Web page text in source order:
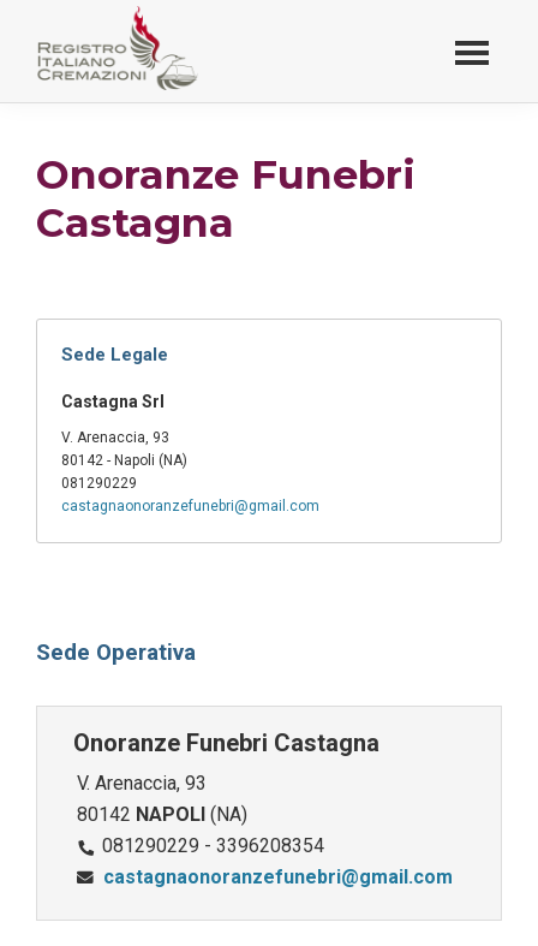
contenuto
principaleRegistro Italiano
Onoranze Funebri
Castagna
Sede Legale
Castagna Srl
V. Arenaccia, 93
80142 - Napoli (NA)
081290229
castagnaonoranzefunebri@gmail.com
Sede Operativa
Onoranze Funebri Castagna
V. Arenaccia, 93
80142 NAPOLI (NA)
081290229 - 3396208354
castagnaonoranzefunebri@gmail.com